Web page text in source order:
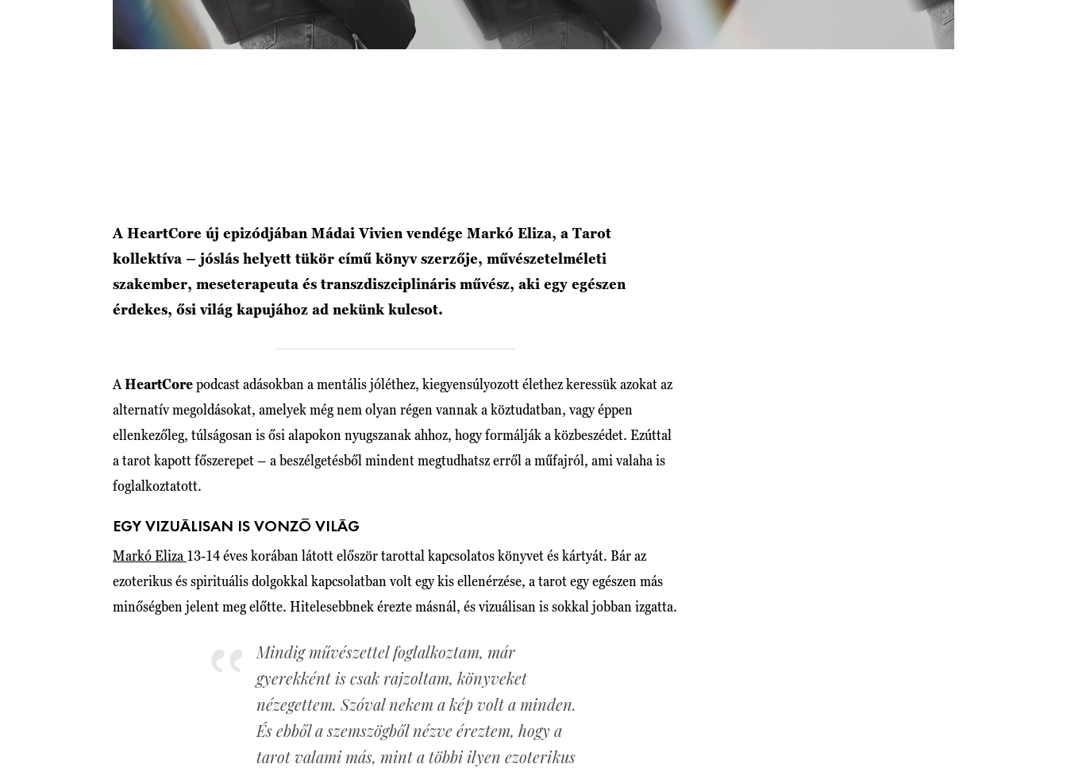
A HeartCore új epizódjában Mádai Vivien vendége Markó Eliza, a Tarot
kollektíva – jóslás helyett tükör című könyv szerzője, művészetelméleti
szakember, meseterapeuta és transzdiszciplináris művész, aki egy egészen
érdekes, ősi világ kapujához ad nekünk kulcsot.
AHeartCorepodcast adásokban a mentális jóléthez, kiegyensúlyozott élethez keressük azokat az
alternatív megoldásokat, amelyek még nem olyan régen vannak a köztudatban, vagy éppen
ellenkezőleg, túlságosan is ősi alapokon nyugszanak ahhoz, hogy formálják a közbeszédet. Ezúttal
a tarot kapott főszerepet – a beszélgetésből mindent megtudhatsz erről a műfajról, ami valaha is
foglalkoztatott.
EGY VIZUÁLISAN IS VONZÓ VILÁG
Markó Eliza 13-14 éves korában látott először tarottal kapcsolatos könyvet és kártyát. Bár az
ezoterikus és spirituális dolgokkal kapcsolatban volt egy kis ellenérzése, a tarot egy egészen más
minőségben jelent meg előtte. Hitelesebbnek érezte másnál, és vizuálisan is sokkal jobban izgatta.
Mindig művészettel foglalkoztam, már
gyerekként is csak rajzoltam, könyveket
nézegettem. Szóval nekem a kép volt a minden.
És ebből a szemszögből nézve éreztem, hogy a
tarot valami más, mint a többi ilyen ezoterikus